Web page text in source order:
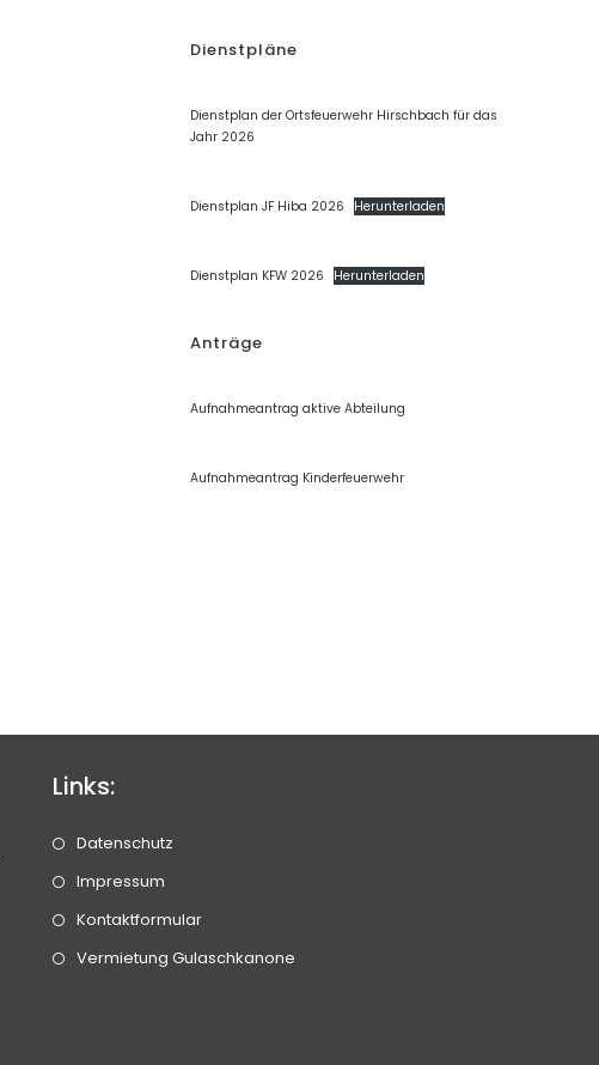
Dienstpläne
Dienstplan der Ortsfeuerwehr Hirschbach für das
Jahr 2026
Dienstplan JF Hiba 2026 Herunterladen
Dienstplan KFW 2026 Herunterladen
Anträge
Aufnahmeantrag aktive Abteilung
Aufnahmeantrag Kinderfeuerwehr
Links:
Datenschutz
Impressum
Kontaktformular
Vermietung Gulaschkanone